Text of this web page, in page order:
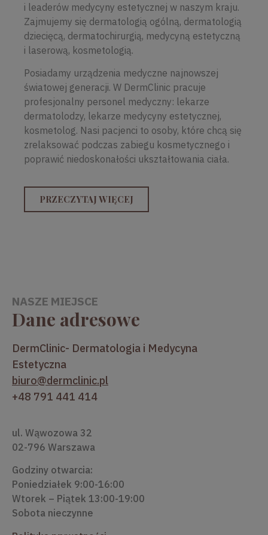
i leaderów medycyny estetycznej w naszym kraju.
Zajmujemy się dermatologią ogólną, dermatologią
dziecięcą, dermatochirurgią, medycyną estetyczną
i laserową, kosmetologią.
Posiadamy urządzenia medyczne najnowszej
światowej generacji. W DermClinic pracuje
profesjonalny personel medyczny: lekarze
dermatolodzy, lekarze medycyny estetycznej,
kosmetolog. Nasi pacjenci to osoby, które chcą się
zrelaksować podczas zabiegu kosmetycznego i
poprawić niedoskonałości ukształtowania ciała.
PRZECZYTAJ WIĘCEJ
NASZE MIEJSCE
Dane adresowe
DermClinic- Dermatologia i Medycyna
Estetyczna
biuro@dermclinic.pl
+48 791 441 414
ul. Wąwozowa 32
02-796 Warszawa
Godziny otwarcia:
Poniedziałek 9:00-16:00
Wtorek – Piątek 13:00-19:00
Sobota nieczynne